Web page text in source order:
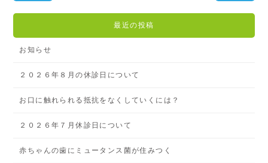
最近の投稿
お知らせ
２０２６年８月の休診日について
お口に触れられる抵抗をなくしていくには？
２０２６年７月休診日について
赤ちゃんの歯にミュータンス菌が住みつく